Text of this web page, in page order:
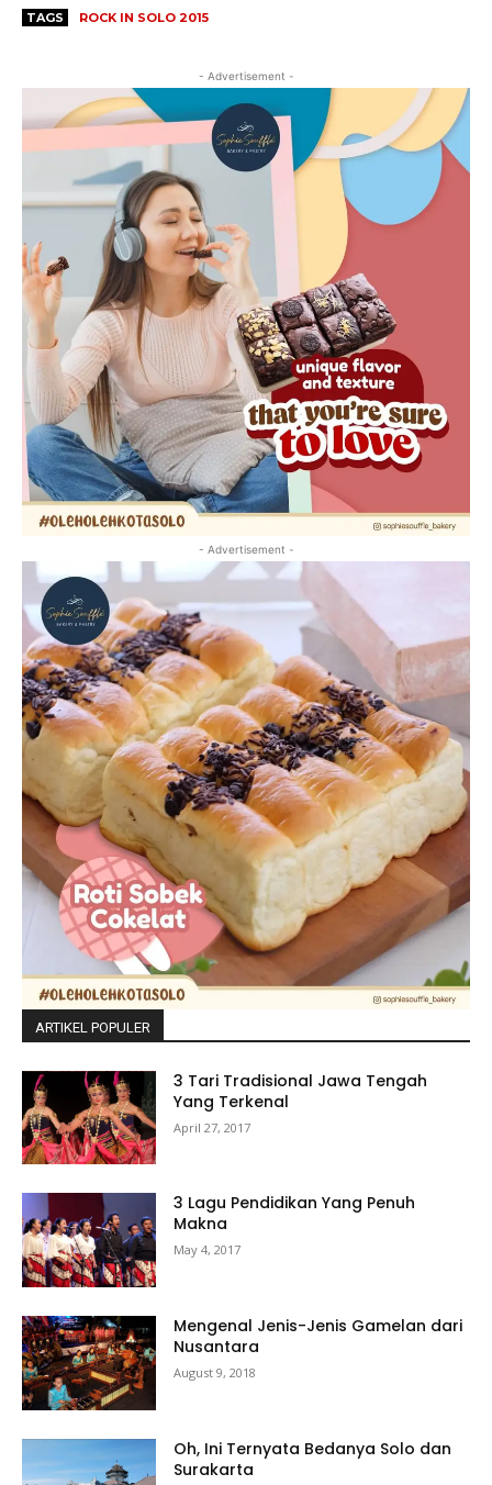
TAGS ROCK IN SOLO 2015
- Advertisement -
- Advertisement -
ARTIKEL POPULER
3 Tari Tradisional Jawa Tengah
Yang Terkenal
April 27, 2017
3 Lagu Pendidikan Yang Penuh
Makna
May 4, 2017
Mengenal Jenis-Jenis Gamelan dari
Nusantara
August 9, 2018
Oh, Ini Ternyata Bedanya Solo dan
Surakarta